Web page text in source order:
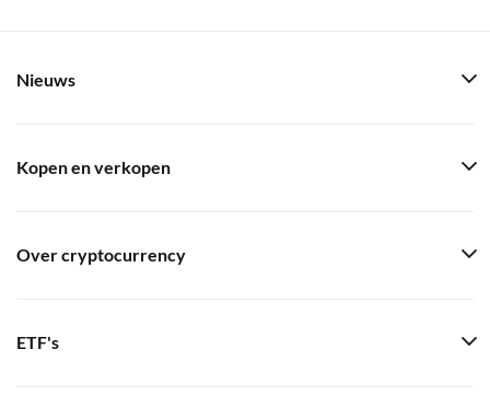
Nieuws
Kopen en verkopen
Over cryptocurrency
ETF's